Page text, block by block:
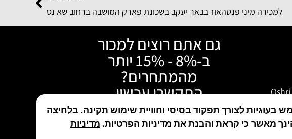
למכירה מיני פנטהאוז בבאר יעקב בשכונת פארק המושבה ברחוב שא נס
גם אתם רוצים למכור
ב-8% - 15% יותר
מהמתחרים?
התקשרו עכשיו
בעוגיות לצורך תפקוד בסיסי וחוויית שימוש תקינה. בלחיצה
מאשר כי קראת והבנת את מדיניות הפרטיות. מדיניות